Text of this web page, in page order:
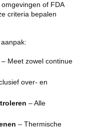
of FDA
criteria bepalen
– Meet zowel continue
over- en
– Alle
– Thermische